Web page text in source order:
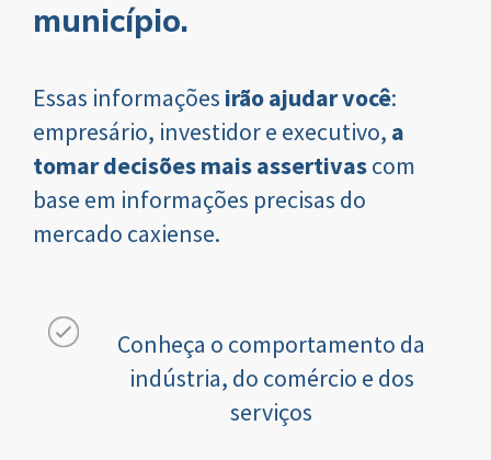
município.
Essas informações irão ajudar você:
empresário, investidor e executivo, a
tomar decisões mais assertivascom
base em informações precisas do
mercado caxiense.
Conheça o comportamento da
indústria, do comércio e dos
serviços